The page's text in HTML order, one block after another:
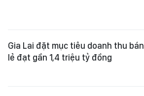
Gia Lai đặt mục tiêu doanh thu bán
lẻ đạt gần 1,4 triệu tỷ đồng